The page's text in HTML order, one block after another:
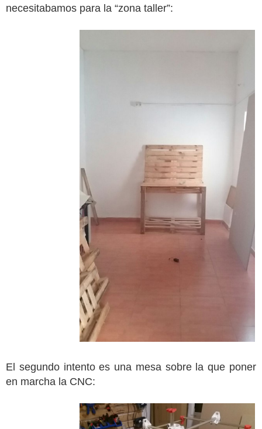
necesitabamos para la “zona taller”:
El segundo intento es una mesa sobre la que poner
en marcha la CNC: